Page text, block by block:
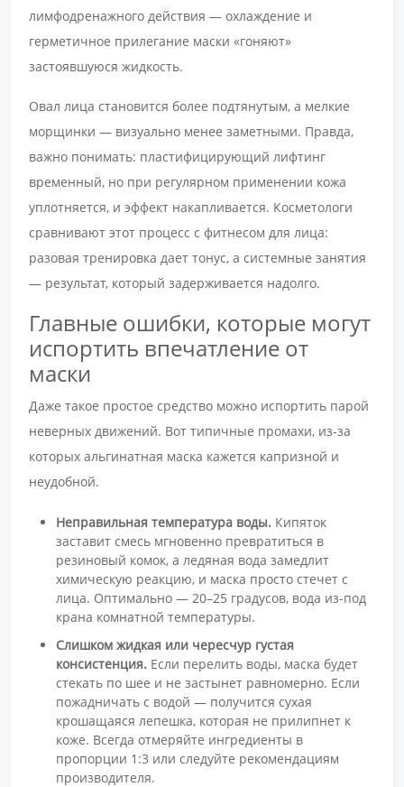
лимфодренажного действия — охлаждение и
герметичное прилегание маски «гоняют»
застоявшуюся жидкость.
Овал лица становится более подтянутым, а мелкие
морщинки — визуально менее заметными. Правда,
важно понимать: пластифицирующий лифтинг
временный, но при регулярном применении кожа
уплотняется, и эффект накапливается. Косметологи
сравнивают этот процесс с фитнесом для лица:
разовая тренировка дает тонус, а системные занятия
— результат, который задерживается надолго.
Главные ошибки, которые могут
испортить впечатление от
маски
Даже такое простое средство можно испортить парой
неверных движений. Вот типичные промахи, из-за
которых альгинатная маска кажется капризной и
неудобной.
Неправильная температура воды. Кипяток
заставит смесь мгновенно превратиться в
резиновый комок, а ледяная вода замедлит
химическую реакцию, и маска просто стечет с
лица. Оптимально — 20–25 градусов, вода из-под
крана комнатной температуры.
Слишком жидкая или чересчур густая
консистенция. Если перелить воды, маска будет
стекать по шее и не застынет равномерно. Если
пожадничать с водой — получится сухая
крошащаяся лепешка, которая не прилипнет к
коже. Всегда отмеряйте ингредиенты в
пропорции 1:3 или следуйте рекомендациям
производителя.